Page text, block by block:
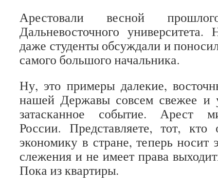
Арестовали весной
Дальневосточного
даже студенты обсуждали и
самого большого начальника.
Ну, это примеры далекие,
нашей Державы совсем свежее и
затасканное событие. Арест
России. Представляете, тот,
экономику в стране, теперь носит
слежения и не имеет права
Пока из квартиры.